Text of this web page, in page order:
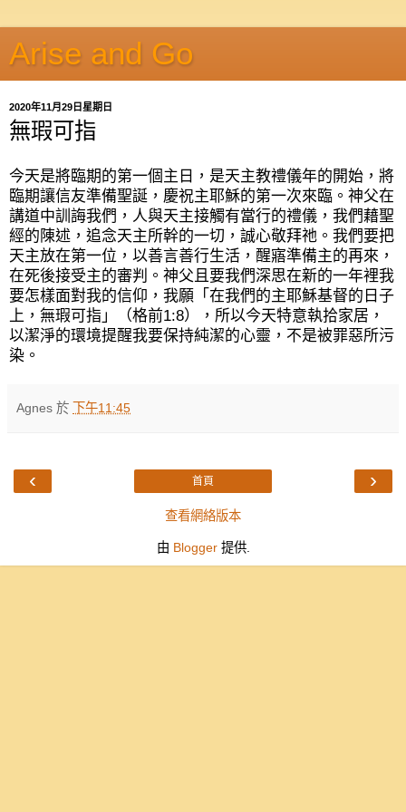
Arise and Go
2020年11月29日星期日
無瑕可指
今天是將臨期的第一個主日，是天主教禮儀年的開始，將
臨期讓信友準備聖誕，慶祝主耶穌的第一次來臨。神父在
講道中訓誨我們，人與天主接觸有當行的禮儀，我們藉聖
經的陳述，追念天主所幹的一切，誠心敬拜祂。我們要把
天主放在第一位，以善言善行生活，醒寤準備主的再來，
在死後接受主的審判。神父且要我們深思在新的一年裡我
要怎樣面對我的信仰，我願「在我們的主耶穌基督的日子
上，無瑕可指」（格前1:8），所以今天特意執拾家居，
以潔淨的環境提醒我要保持純潔的心靈，不是被罪惡所污
染。
Agnes 於 下午11:45
‹ ›
首頁
查看網絡版本
由 Blogger提供.